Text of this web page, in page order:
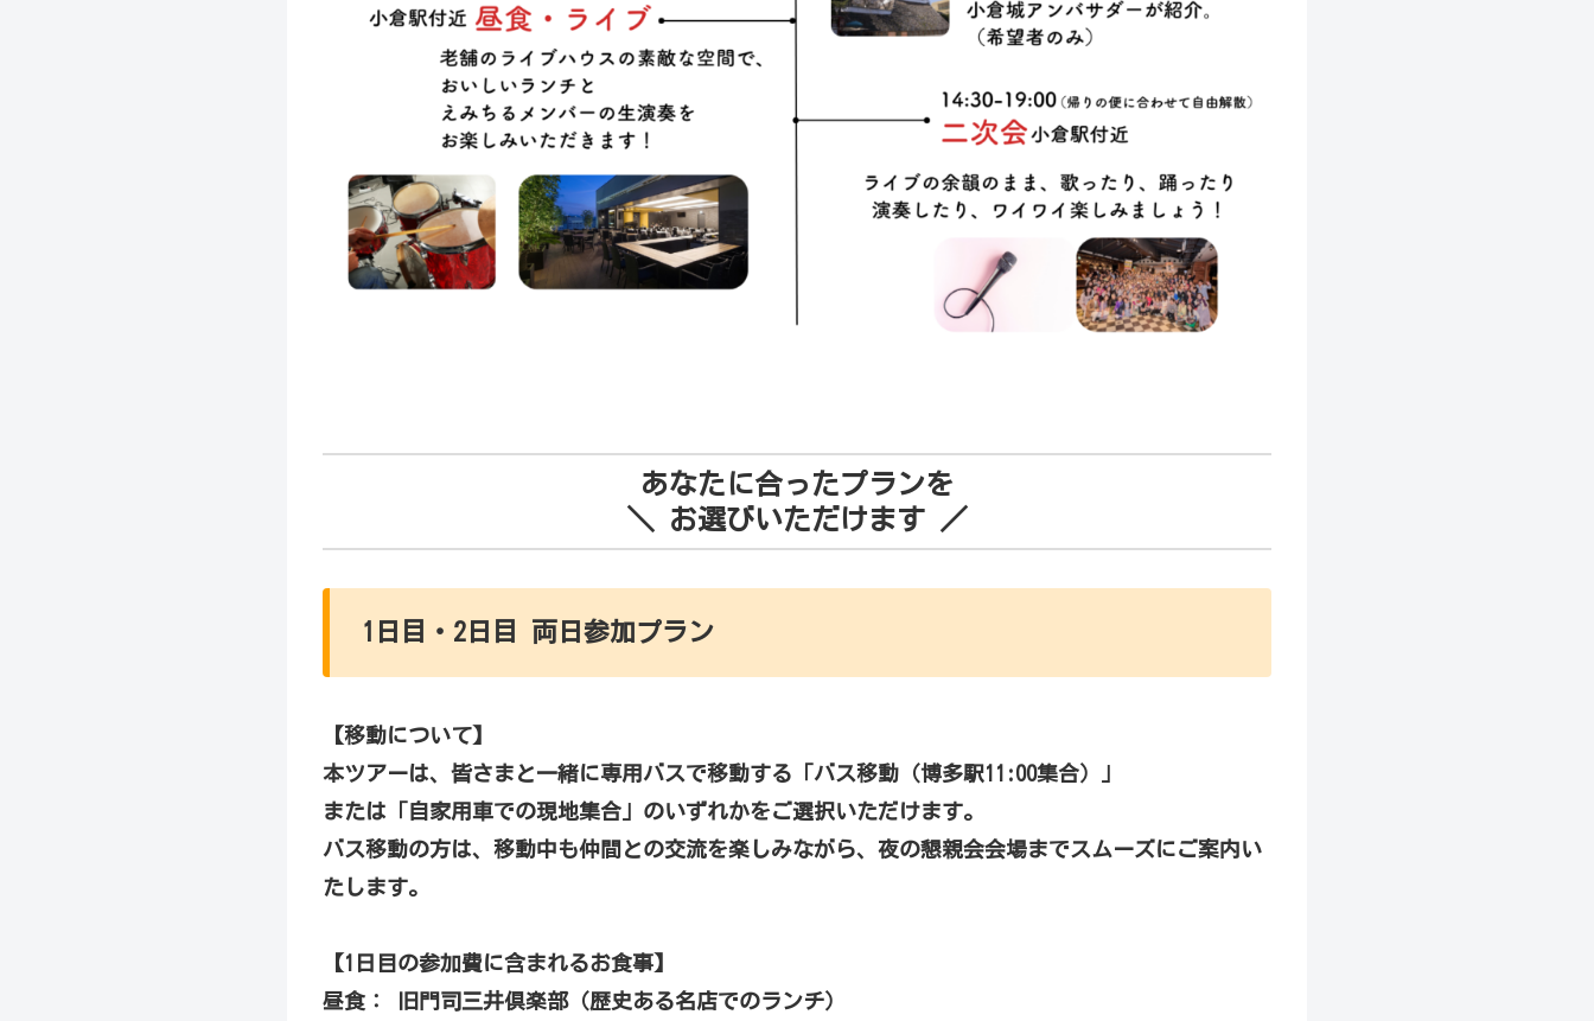
あなたに合ったプランを
＼ お選びいただけます ／
1日目・2日目 両日参加プラン
【移動について】
本ツアーは、皆さまと一緒に専用バスで移動する「バス移動（博多駅11:00集合）」
または「自家用車での現地集合」のいずれかをご選択いただけます。
バス移動の方は、移動中も仲間との交流を楽しみながら、夜の懇親会会場までスムーズにご案内い
たします。
【1日目の参加費に含まれるお食事】
昼食： 旧門司三井倶楽部（歴史ある名店でのランチ）